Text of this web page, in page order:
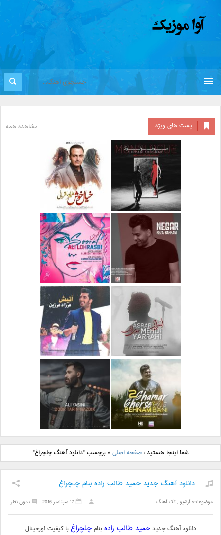
پست های ویژه مشاهده همه
دانلود آلبوم جدید سیروان
خسروی بنام مونولوگ
دانلود آهنگ جدید علیرضا
قربانی بنام خیال خوش
دانلود آهنگ جدید رضا
بهرام بنام نگار
دانلود آهنگ جدید علی
لهراسبی بنام صورت
دانلود آهنگ جدید مهدی
یراحی بنام اسرار
دانلود آهنگ جدید فرزاد
فرزین بنام آتیش
دانلود آهنگ جدید بهنام
بانی بنام قرص قمر 2
دانلود آهنگ جدید علی
یاسینی بنام دورترین نزدیک
شما اینجا هستید :صفحه اصلی »برچسب "دانلود آهنگ چلچراغ"
دانلود آهنگ جدید حمید طالب زاده بنام چلچراغ
موضوعات:آرشیو ,تک آهنگ بدون نظر 17 سپتامبر 2016
دانلود آهنگ جدیدحمید طالب زادهبنامچلچراغبا کیفیت اورجینال